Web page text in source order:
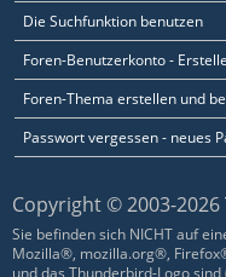
Die Suchfunktion benutzen
Foren-Benutzerkonto -
Foren-Thema erstellen und
Passwort vergessen - neues
Copyright © 2003-
Sie befinden sich NICHT auf
Mozilla®, mozilla.org®,
und das Thunderbird-Logo